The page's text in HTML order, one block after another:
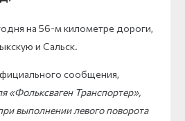
на 56-м километре дороги,
и Сальск.
сообщения,
«Фольксваген Транспортер»,
выполнении левого поворота